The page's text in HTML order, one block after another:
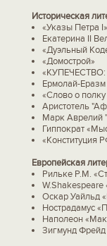
Историческая
«Указы Петра I»
Екатерина II
«Дуэльный
«Домострой»
«КУПЕЧЕСТВО:
Ермолай-
«Слово о
Аристотель
Марк Аврелий
Гиппократ
«Конституция
Европейская
Рильке Р.М.
W.Shakespeare
Оскар Уайльд
Нострадамус
Наполеон
Зигмунд Фрейд